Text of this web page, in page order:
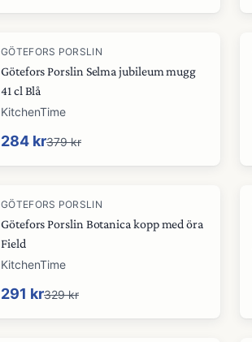
-25%
GÖTEFORS PORSLIN
Götefors Porslin Selma jubileum mugg
41 cl Blå
KitchenTime
284 kr379 kr
-12%
GÖTEFORS PORSLIN
Götefors Porslin Botanica kopp med öra
Field
KitchenTime
291 kr329 kr